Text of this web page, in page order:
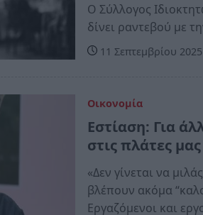
Ο Σύλλογος
δίνει
11 Σεπτεμβρίου
Οικονομία
Εστίαση: Για
στις πλάτες μας
«Δεν γίνεται να
βλέπουν ακόμα
Εργαζόμενοι και